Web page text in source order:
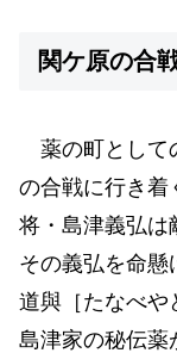
関ケ原の合
薬の町として
の合戦に行き着
将・島津義弘は
その義弘を命懸
道與［たなべや
島津家の秘伝薬